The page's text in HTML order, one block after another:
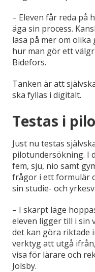
– Eleven får reda på
äga sin process.
läsa på mer om
hur man gör ett
Bidefors.
Tanken är att
ska fyllas i digitalt.
Testas i
Just nu testas
pilotundersökning. I
fem, sju, nio samt
frågor i ett formulär
sin studie- och
– I skarpt läge
eleven ligger till i sin
det kan göra riktade
verktyg att utgå
visa för lärare och
Jolsby.